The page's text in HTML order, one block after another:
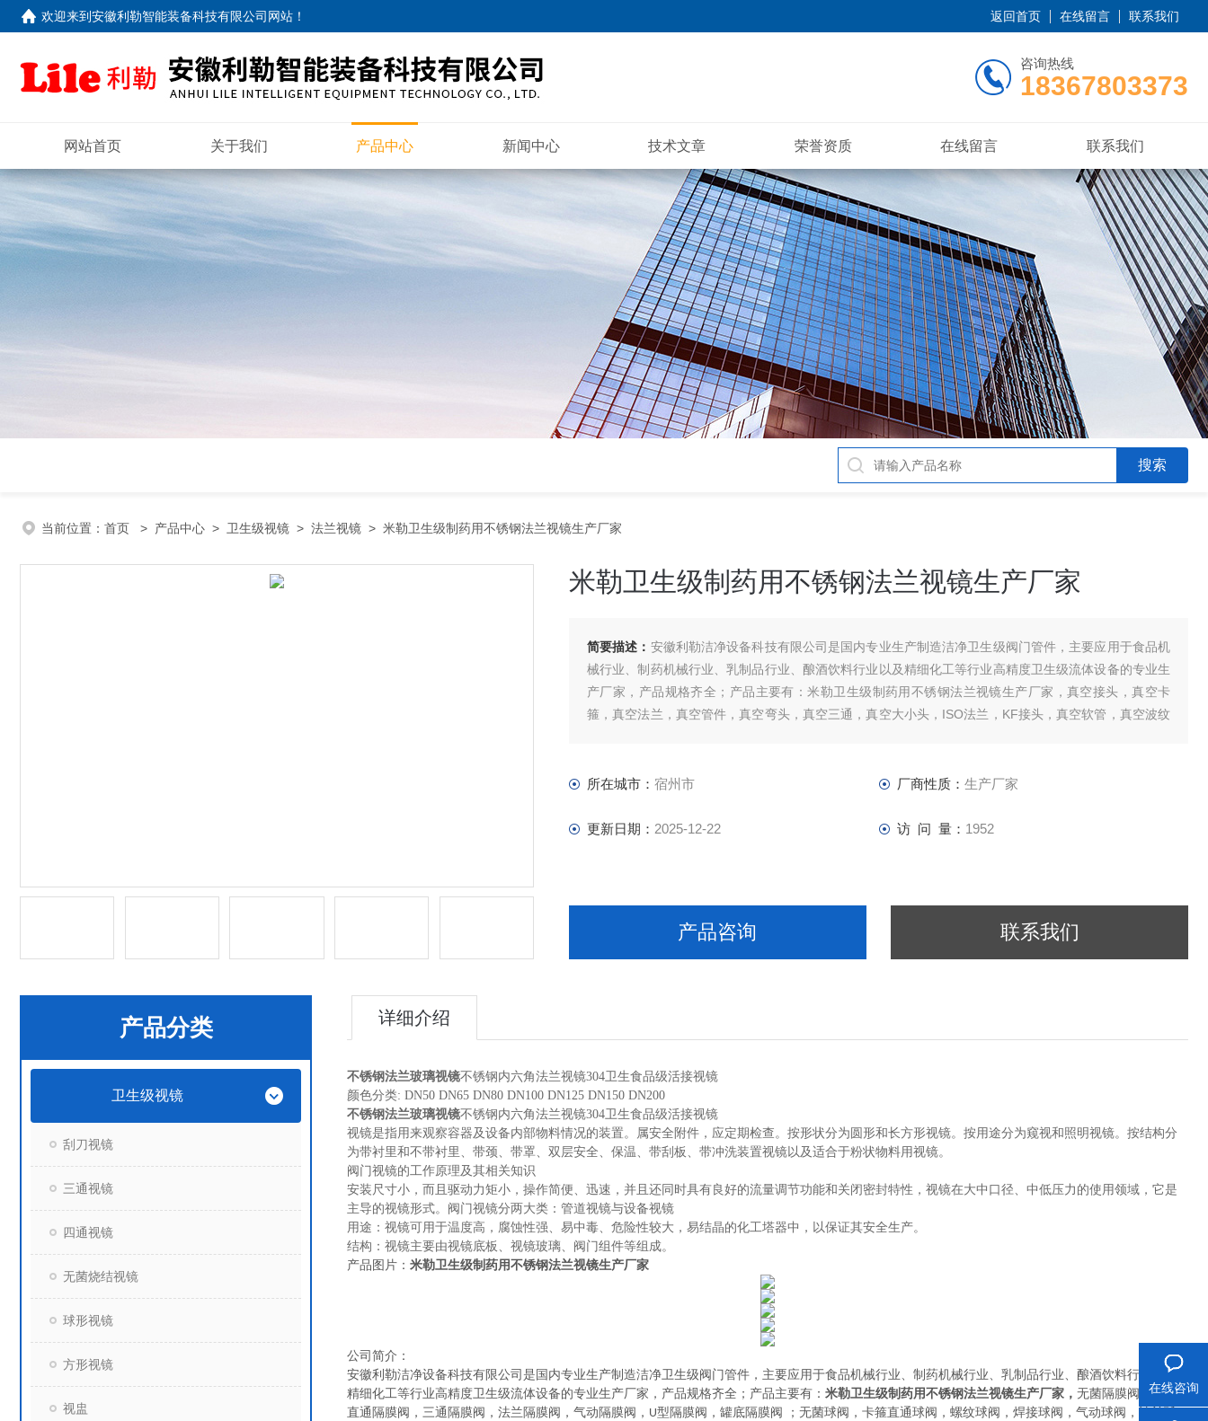
欢迎来到安徽利勒智能装备科技有限公司网站 ！ 返回首页 在线留言 联系我们
咨询热线
18367803373
网站首页 关于我们 产品中心 新闻中心 技术文章 荣誉资质 在线留言 联系我们
当前位置： 首页 > 产品中心 > 卫生级视镜 > 法兰视镜 > 米勒卫生级制药用不锈钢法兰视镜生产厂家
米勒卫生级制药用不锈钢法兰视镜生产厂家
简要描述： 安徽利勒洁净设备科技有限公司是国内专业生产制造洁净卫生级阀门管件，主要应用于食品机
械行业、制药机械行业、乳制品行业、酿酒饮料行业以及精细化工等行业高精度卫生级流体设备的专业生
产厂家，产品规格齐全；产品主要有：米勒卫生级制药用不锈钢法兰视镜生产厂家，真空接头，真空卡
箍，真空法兰，真空管件，真空弯头，真空三通，真空大小头，ISO法兰，KF接头，真空软管，真空波纹
所在城市： 宿州市 厂商性质： 生产厂家
更新日期： 2025-12-22 访 问 量： 1952
产品咨询 联系我们
产品分类
卫生级视镜
刮刀视镜
三通视镜
四通视镜
无菌烧结视镜
球形视镜
方形视镜
视盅
详细介绍
不锈钢法兰玻璃视镜不锈钢内六角法兰视镜304卫生食品级活接视镜
颜色分类: DN50 DN65 DN80 DN100 DN125 DN150 DN200
不锈钢法兰玻璃视镜不锈钢内六角法兰视镜304卫生食品级活接视镜
视镜是指用来观察容器及设备内部物料情况的装置。属安全附件，应定期检查。按形状分为圆形和长方形视镜。按用途分为窥视和照明视镜。按结构分
为带衬里和不带衬里、带颈、带罩、双层安全、保温、带刮板、带冲洗装置视镜以及适合于粉状物料用视镜。
阀门视镜的工作原理及其相关知识
安装尺寸小，而且驱动力矩小，操作简便、迅速，并且还同时具有良好的流量调节功能和关闭密封特性，视镜在大中口径、中低压力的使用领域，它是
主导的视镜形式。阀门视镜分两大类：管道视镜与设备视镜
用途：视镜可用于温度高，腐蚀性强、易中毒、危险性较大，易结晶的化工塔器中，以保证其安全生产。
结构：视镜主要由视镜底板、视镜玻璃、阀门组件等组成。
产品图片： 米勒卫生级制药用不锈钢法兰视镜生产厂家
公司简介：
安徽利勒洁净设备科技有限公司 是 国内专业生产制造洁净卫生级阀门管件，主要应用于食品机械行业、制药机械行业、乳制品行业、酿酒饮料行业以及
精细化工等行业高精度卫生级流体设备的专业生产厂家， 产品规格齐全；产品主要有： 米勒卫生级制药用不锈钢法兰视镜生产厂家， 无菌隔膜阀 ，卡箍
直通隔膜阀，三通隔膜阀，法兰隔膜阀，气动隔膜阀， U型隔膜阀，罐底隔膜阀 ； 无菌球阀 ， 卡箍直通球阀，螺纹球阀，焊接球阀，气动球阀，法兰球
在线咨询